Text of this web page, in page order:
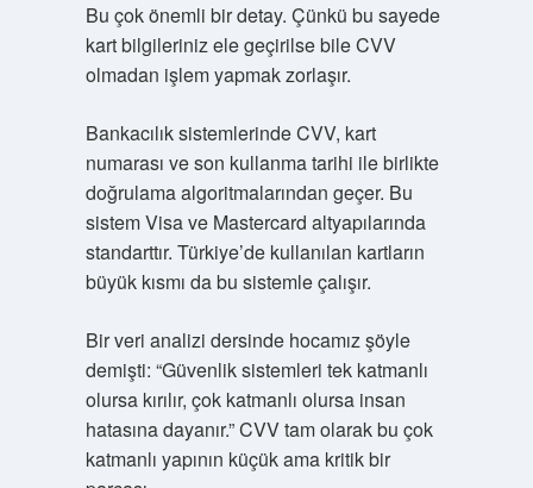
Bu çok önemli bir detay. Çünkü bu sayede
kart bilgileriniz ele geçirilse bile CVV
olmadan işlem yapmak zorlaşır.
Bankacılık sistemlerinde CVV, kart
numarası ve son kullanma tarihi ile birlikte
doğrulama algoritmalarından geçer. Bu
sistem Visa ve Mastercard altyapılarında
standarttır. Türkiye’de kullanılan kartların
büyük kısmı da bu sistemle çalışır.
Bir veri analizi dersinde hocamız şöyle
demişti: “Güvenlik sistemleri tek katmanlı
olursa kırılır, çok katmanlı olursa insan
hatasına dayanır.” CVV tam olarak bu çok
katmanlı yapının küçük ama kritik bir